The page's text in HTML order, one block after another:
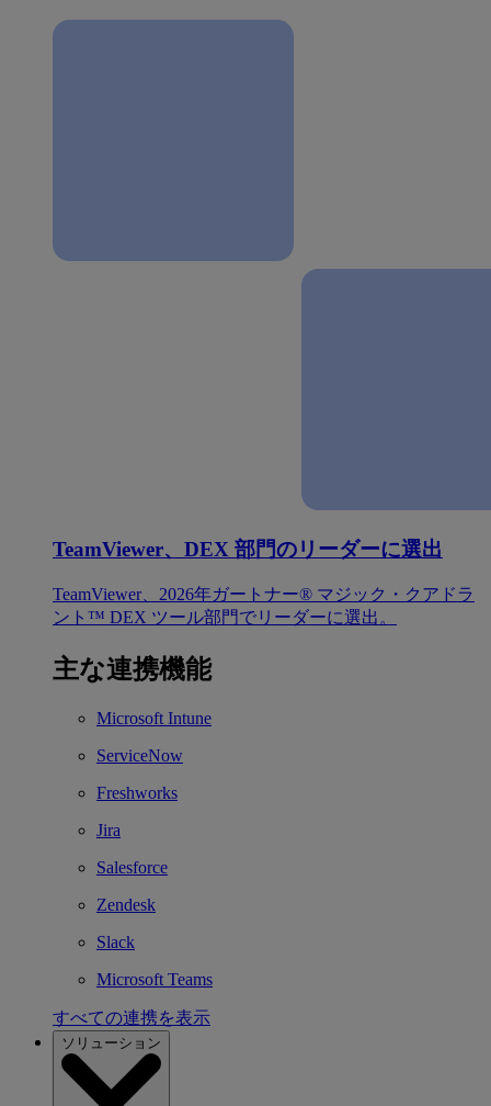
TeamViewer、DEX 部門のリーダーに選出
TeamViewer、2026年ガートナー® マジック・クアドラ
ント™ DEX ツール部門でリーダーに選出。
主な連携機能
Microsoft Intune
ServiceNow
Freshworks
Jira
Salesforce
Zendesk
Slack
Microsoft Teams
すべての連携を表示
ソリューション